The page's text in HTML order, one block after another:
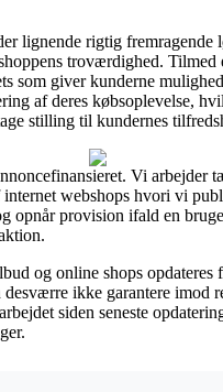
lignende rigtig fremragende
troværdighed. Tilmed
som giver kunderne
af deres købsoplevelse,
stilling til kundernes
Vi arbejder
internet webshops hvori vi
opnår provision ifald en
og online shops opdateres
desværre ikke garantere imod
siden seneste